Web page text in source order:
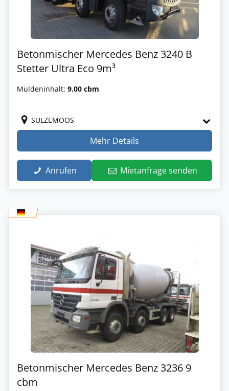
Betonmischer Mercedes Benz 3240 B
Stetter Ultra Eco 9m³
Muldeninhalt: 9.00 cbm
SULZEMOOS
Mehr Details
Anrufen Mietanfrage senden
Betonmischer Mercedes Benz 3236 9
cbm